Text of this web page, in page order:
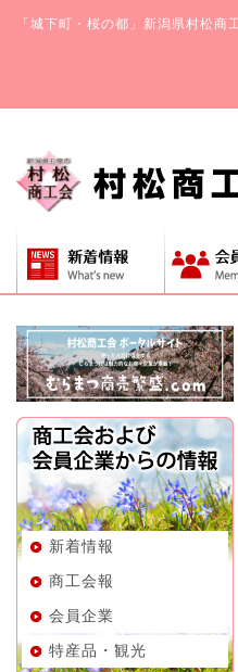
「城下町・桜の都」新潟県村松
新着情報
商工会報
会員企業
特産品・観光